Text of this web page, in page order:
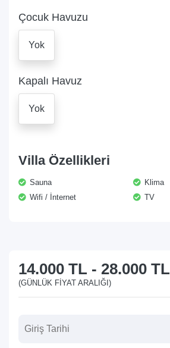
Çocuk Havuzu
Yok
Kapalı Havuz
Yok
Villa Özellikleri
Sauna
Klima
Wifi / İnternet
TV
14.000 TL - 28.000 TL
(GÜNLÜK FIYAT ARALIĞI)